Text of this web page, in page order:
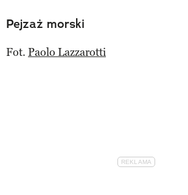
Pejzaż morski
Fot. Paolo Lazzarotti